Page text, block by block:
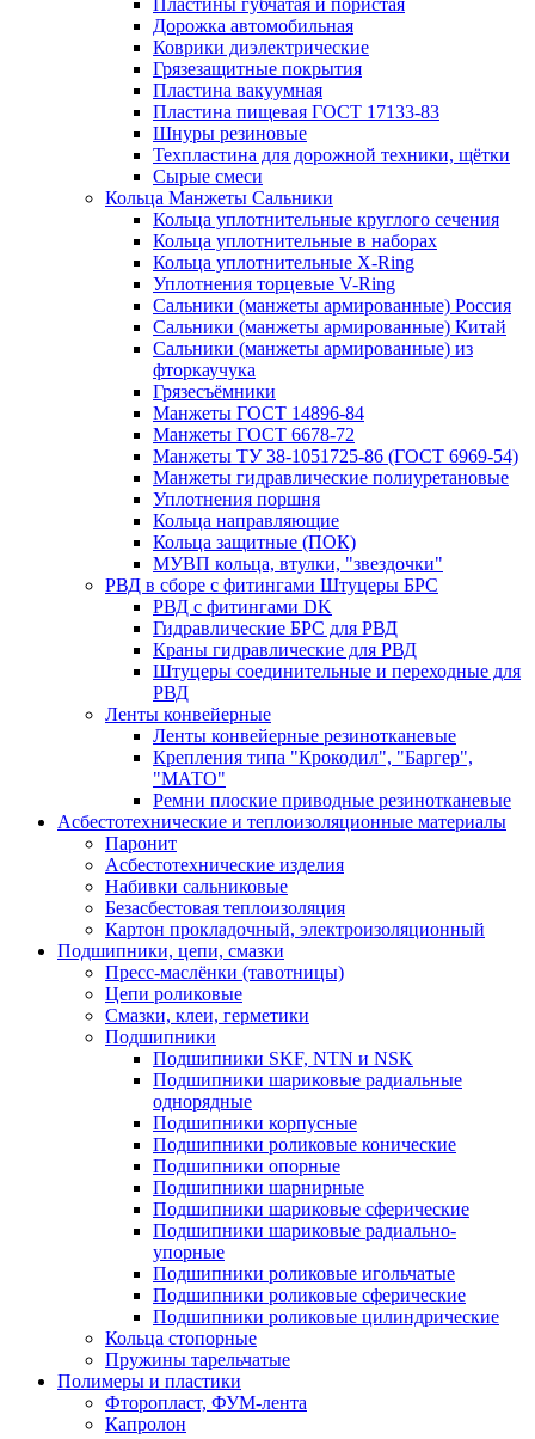
Пластины губчатая и пористая
Дорожка автомобильная
Коврики диэлектрические
Грязезащитные покрытия
Пластина вакуумная
Пластина пищевая ГОСТ 17133-83
Шнуры резиновые
Техпластина для дорожной техники, щётки
Сырые смеси
Кольца Манжеты Сальники
Кольца уплотнительные круглого сечения
Кольца уплотнительные в наборах
Кольца уплотнительные Х-Ring
Уплотнения торцевые V-Ring
Сальники (манжеты армированные) Россия
Сальники (манжеты армированные) Китай
Сальники (манжеты армированные) из
фторкаучука
Грязесъёмники
Манжеты ГОСТ 14896-84
Манжеты ГОСТ 6678-72
Манжеты ТУ 38-1051725-86 (ГОСТ 6969-54)
Манжеты гидравлические полиуретановые
Уплотнения поршня
Кольца направляющие
Кольца защитные (ПОК)
МУВП кольца, втулки, "звездочки"
РВД в сборе с фитингами Штуцеры БРС
РВД с фитингами DK
Гидравлические БРС для РВД
Краны гидравлические для РВД
Штуцеры соединительные и переходные для
РВД
Ленты конвейерные
Ленты конвейерные резинотканевые
Крепления типа "Крокодил", "Баргер",
"МАТО"
Ремни плоские приводные резинотканевые
Асбестотехнические и теплоизоляционные материалы
Паронит
Асбестотехнические изделия
Набивки сальниковые
Безасбестовая теплоизоляция
Картон прокладочный, электроизоляционный
Подшипники, цепи, смазки
Пресс-маслёнки (тавотницы)
Цепи роликовые
Смазки, клеи, герметики
Подшипники
Подшипники SKF, NTN и NSK
Подшипники шариковые радиальные
однорядные
Подшипники корпусные
Подшипники роликовые конические
Подшипники опорные
Подшипники шарнирные
Подшипники шариковые сферические
Подшипники шариковые радиально-
упорные
Подшипники роликовые игольчатые
Подшипники роликовые сферические
Подшипники роликовые цилиндрические
Кольца стопорные
Пружины тарельчатые
Полимеры и пластики
Фторопласт, ФУМ-лента
Капролон